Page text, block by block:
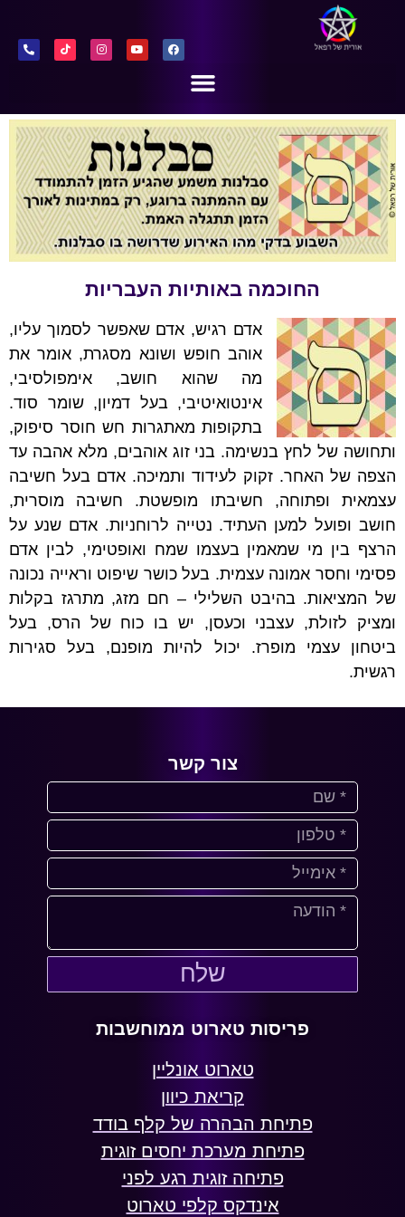
סבלנות
החוכמה באותיות העבריות
אדם רגיש, אדם שאפשר לסמוך עליו,
אוהב חופש ושונא מסגרת, אומר את
מה שהוא חושב, אימפולסיבי,
אינטואיטיבי, בעל דמיון, שומר סוד.
בתקופות מאתגרות חש חוסר סיפוק,
ותחושה של לחץ בנשימה. בני זוג אוהבים, מלא אהבה עד
הצפה של האחר. זקוק לעידוד ותמיכה. אדם בעל חשיבה
עצמאית ופתוחה, חשיבתו מופשטת. חשיבה מוסרית,
חושב ופועל למען העתיד. נטייה לרוחניות. אדם שנע על
הרצף בין מי שמאמין בעצמו שמח ואופטימי, לבין אדם
פסימי וחסר אמונה עצמית. בעל כושר שיפוט וראייה נכונה
של המציאות. בהיבט השלילי – חם מזג, מתרגז בקלות
ומציק לזולת, עצבני וכעסן, יש בו כוח של הרס, בעל
ביטחון עצמי מופרז. יכול להיות מופנם, בעל סגירות
רגשית.
צור קשר
שלח
פריסות טארוט ממוחשבות
טארוט אונליין
קריאת כיוון
פתיחת הבהרה של קלף בודד
פתיחת מערכת יחסים זוגית
פתיחה זוגית רגע לפני
אינדקס קלפי טארוט